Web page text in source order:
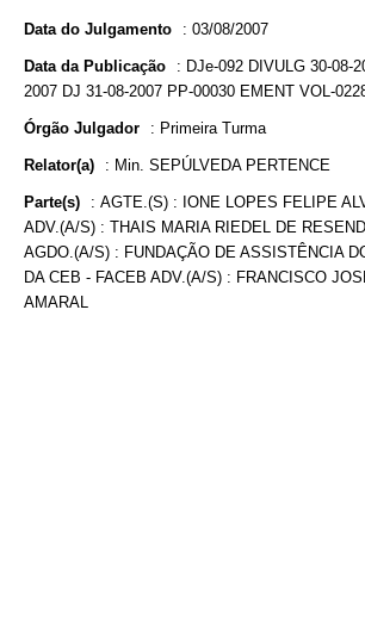
Data do Julgamento : 03/08/2007
Data da Publicação : DJe-092 DIVULG 30-08-
2007 DJ 31-08-2007 PP-00030 EMENT VOL-
Órgão Julgador : Primeira Turma
Relator(a) : Min. SEPÚLVEDA PERTENCE
Parte(s) : AGTE.(S) : IONE LOPES FELIPE
ADV.(A/S) : THAIS MARIA RIEDEL DE
AGDO.(A/S) : FUNDAÇÃO DE ASSISTÊNCIA
DA CEB - FACEB ADV.(A/S) : FRANCISCO
AMARAL